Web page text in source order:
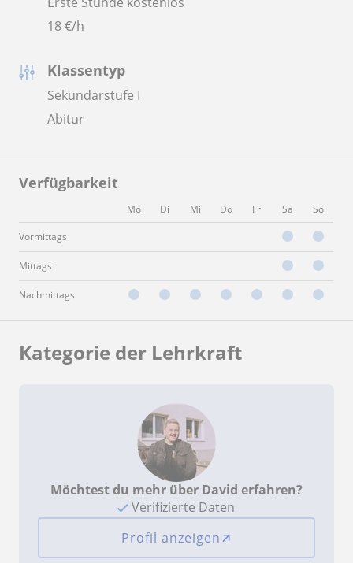
18€/h
Klassentyp
Sekundarstufe I
Abitur
Verfügbarkeit
Mo Di Mi Do Fr Sa So
Vormittags
Mittags
Nachmittags
Kategorie der Lehrkraft
Möchtest du mehr über David erfahren?
Verifizierte Daten
Profil anzeigen